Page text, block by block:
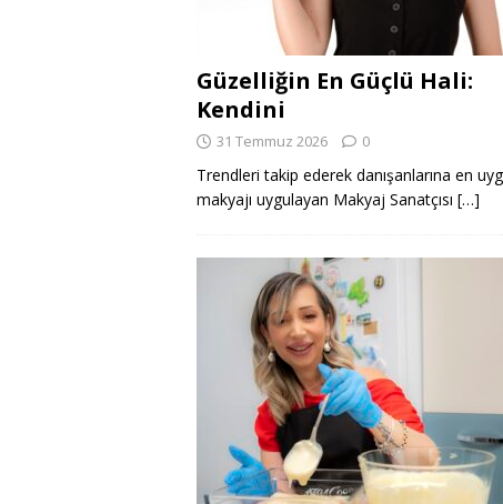
Güzelliğin En Güçlü Hali:
Kendini
31 Temmuz 2026 0
Trendleri takip ederek danışanlarına en
makyajı uygulayan Makyaj Sanatçısı […]